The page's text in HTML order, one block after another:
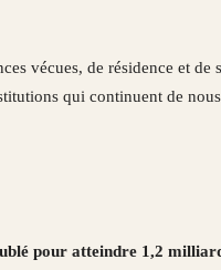
vécues, de résidence et
qui continuent de
pour atteindre 1,2